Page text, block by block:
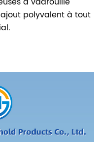
polyvalent à tout